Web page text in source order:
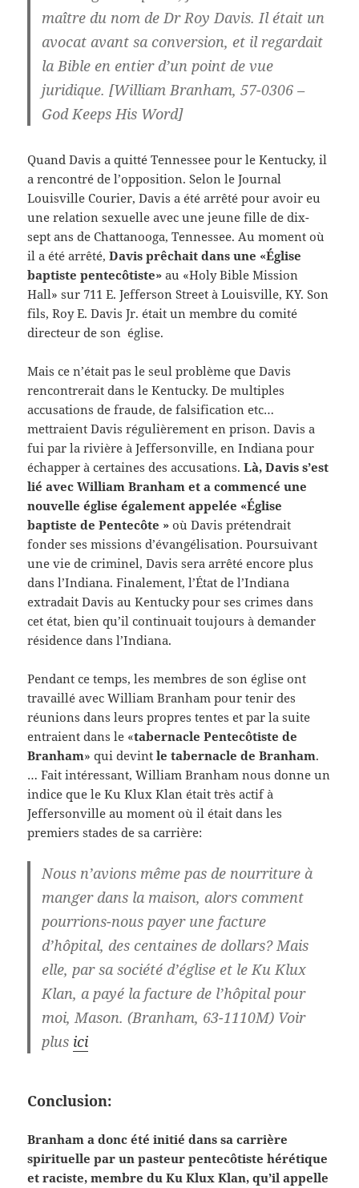
maître du nom de Dr Roy Davis. Il était un
avocat avant sa conversion, et il regardait
la Bible en entier d’un point de vue
juridique. [William Branham, 57-0306 –
God Keeps His Word]
Quand Davis a quitté Tennessee pour le Kentucky, il
a rencontré de l’opposition. Selon le Journal
Louisville Courier, Davis a été arrêté pour avoir eu
une relation sexuelle avec une jeune fille de dix-
sept ans de Chattanooga, Tennessee. Au moment où
il a été arrêté,Davis prêchait dans une «Église
baptiste pentecôtiste» au «Holy Bible Mission
Hall» sur 711 E. Jefferson Street à Louisville, KY. Son
fils, Roy E. Davis Jr. était un membre du comité
directeur de son église.
Mais ce n’était pas le seul problème que Davis
rencontrerait dans le Kentucky. De multiples
accusations de fraude, de falsification etc…
mettraient Davis régulièrement en prison. Davis a
fui par la rivière à Jeffersonville, en Indiana pour
échapper à certaines des accusations. Là, Davis s’est
lié avec William Branham et a commencé une
nouvelle église également appelée «Église
baptiste de Pentecôte » où Davis prétendrait
fonder ses missions d’évangélisation. Poursuivant
une vie de criminel, Davis sera arrêté encore plus
dans l’Indiana. Finalement, l’État de l’Indiana
extradait Davis au Kentucky pour ses crimes dans
cet état, bien qu’il continuait toujours à demander
résidence dans l’Indiana.
Pendant ce temps, les membres de son église ont
travaillé avec William Branham pour tenir des
réunions dans leurs propres tentes et par la suite
entraient dans le «tabernacle Pentecôtiste de
Branham» qui devintle tabernacle de Branham.
… Fait intéressant, William Branham nous donne un
indice que le Ku Klux Klan était très actif à
Jeffersonville au moment où il était dans les
premiers stades de sa carrière:
Nous n’avions même pas de nourriture à
manger dans la maison, alors comment
pourrions-nous payer une facture
d’hôpital, des centaines de dollars?Mais
elle, par sa société d’église et le Ku Klux
Klan, a payé la facture de l’hôpital pour
moi, Mason. (Branham, 63-1110M) Voir
plus ici
Conclusion:
Branham a donc été initié dans sa carrière
spirituelle par un pasteur pentecôtiste hérétique
et raciste, membre du Ku Klux Klan, qu’il appelle